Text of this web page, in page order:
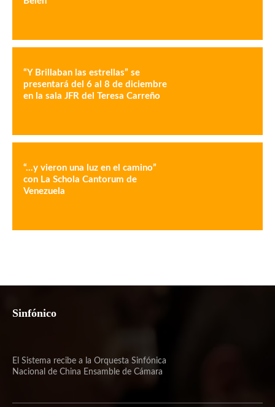
“Y Brillaban las estrellas” se
presentará del 6 al 8 de diciembre
en la sala JFR del Teresa Carreño
“…y vieron una luz en el camino”
con La Schola Cantorum de
Venezuela
Sinfónico
El Sistema recibe a la Orquesta Sinfónica
Nacional de China Ensamble de Cámara